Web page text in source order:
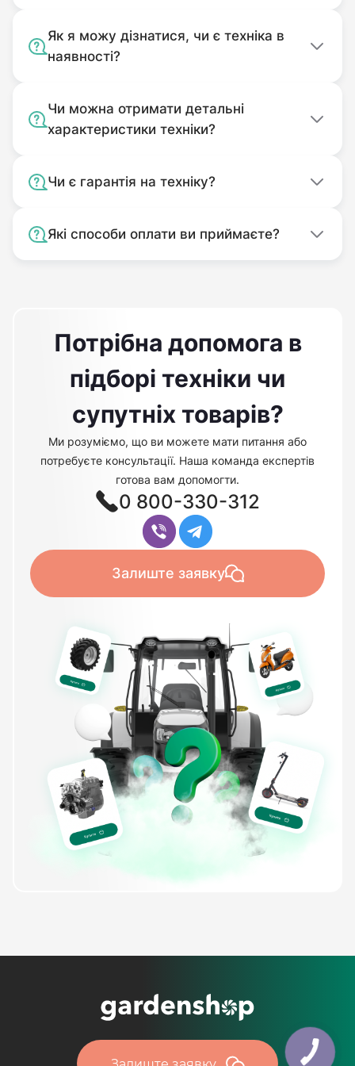
Як я можу дізнатися, чи є техніка в
наявності?
Чи можна отримати детальні
характеристики техніки?
Чи є гарантія на техніку?
Які способи оплати ви приймаєте?
Потрібна допомога в
підборі техніки чи
супутніх товарів?
Ми розуміємо, що ви можете мати питання або
потребуєте консультації. Наша команда експертів
готова вам допомогти.
0 800-330-312
Залиште заявку